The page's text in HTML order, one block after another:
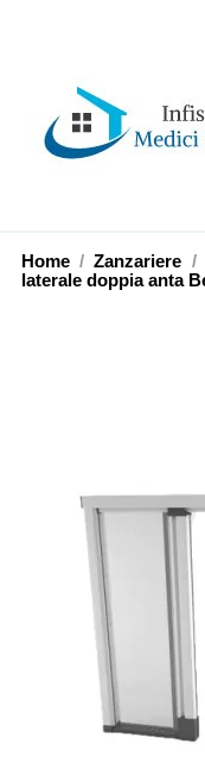
Home Zanzariere
laterale doppia anta